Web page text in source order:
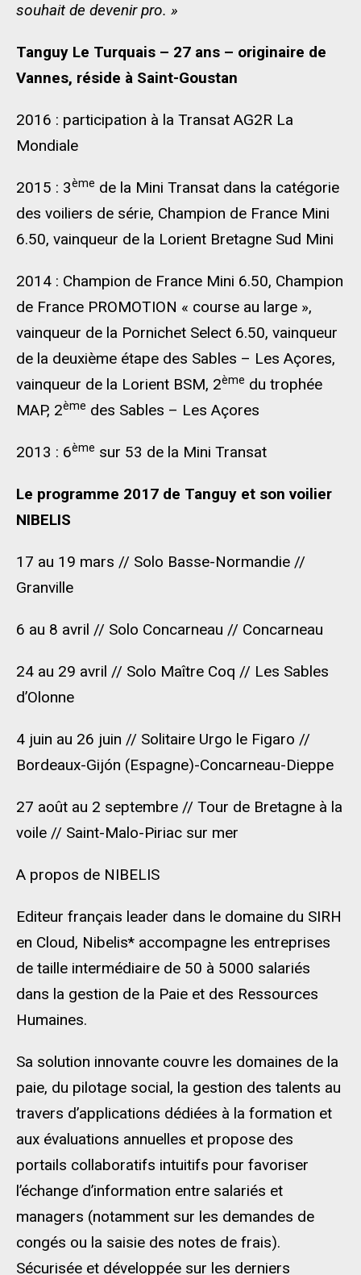
souhait de devenir pro. »
Tanguy Le Turquais – 27 ans – originaire de
Vannes, réside à Saint-Goustan
2016 : participation à la Transat AG2R La
Mondiale
2015 : 3ème de la Mini Transat dans la catégorie
des voiliers de série, Champion de France Mini
6.50, vainqueur de la Lorient Bretagne Sud Mini
2014 : Champion de France Mini 6.50, Champion
de France PROMOTION « course au large »,
vainqueur de la Pornichet Select 6.50, vainqueur
de la deuxième étape des Sables – Les Açores,
vainqueur de la Lorient BSM, 2ème du trophée
MAP, 2ème des Sables – Les Açores
2013 : 6ème sur 53 de la Mini Transat
Le programme 2017 de Tanguy et son voilier
NIBELIS
17 au 19 mars // Solo Basse-Normandie //
Granville
6 au 8 avril // Solo Concarneau // Concarneau
24 au 29 avril // Solo Maître Coq // Les Sables
d’Olonne
4 juin au 26 juin // Solitaire Urgo le Figaro //
Bordeaux-Gijón (Espagne)-Concarneau-Dieppe
27 août au 2 septembre // Tour de Bretagne à la
voile // Saint-Malo-Piriac sur mer
A propos de NIBELIS
Editeur français leader dans le domaine du SIRH
en Cloud, Nibelis* accompagne les entreprises
de taille intermédiaire de 50 à 5000 salariés
dans la gestion de la Paie et des Ressources
Humaines.
Sa solution innovante couvre les domaines de la
paie, du pilotage social, la gestion des talents au
travers d’applications dédiées à la formation et
aux évaluations annuelles et propose des
portails collaboratifs intuitifs pour favoriser
l’échange d’information entre salariés et
managers (notamment sur les demandes de
congés ou la saisie des notes de frais).
Sécurisée et développée sur les derniers